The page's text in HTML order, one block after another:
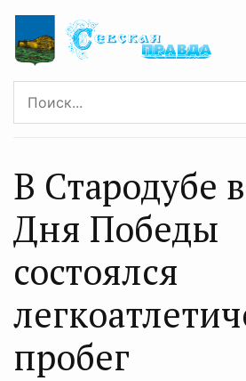
В Стародубе
Дня Победы
состоялся
пробег